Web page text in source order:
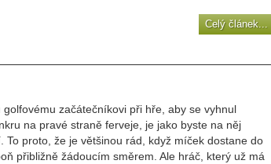
Celý článek...
golfovému začátečníkovi při hře, aby se vyhnul
na pravé straně ferveje, je jako byste na něj
To proto, že je většinou rád, když míček dostane do
přibližně žádoucím směrem. Ale hráč, který už má